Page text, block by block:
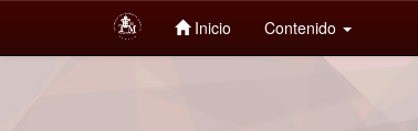
Inicio Contenido